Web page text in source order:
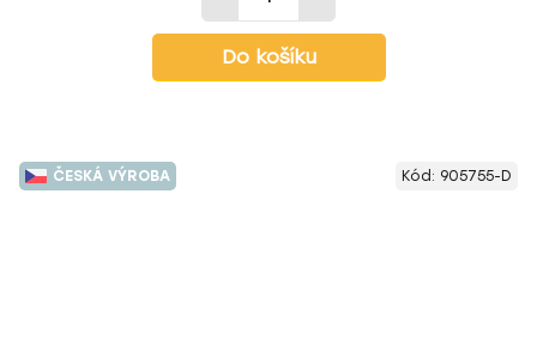
Do košíku
ČESKÁ VÝROBA Kód: 905755-D